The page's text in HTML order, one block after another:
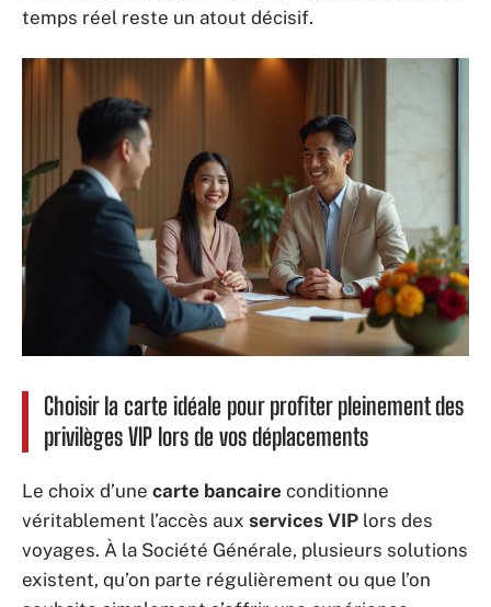
temps réel reste un atout décisif.
Choisir la carte idéale pour profiter pleinement des
privilèges VIP lors de vos déplacements
Le choix d’une carte bancaire conditionne
véritablement l’accès aux services VIP lors des
voyages. À la Société Générale, plusieurs solutions
existent, qu’on parte régulièrement ou que l’on